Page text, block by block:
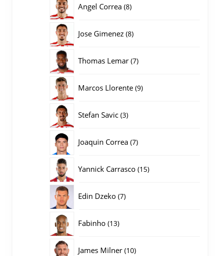
Angel Correa 88
Jose Gimenez 88
Thomas Lemar 77
Marcos Llorente 99
Stefan Savic 33
Joaquin Correa 77
Yannick Carrasco 1515
Edin Dzeko 77
Fabinho 1313
James Milner 1010